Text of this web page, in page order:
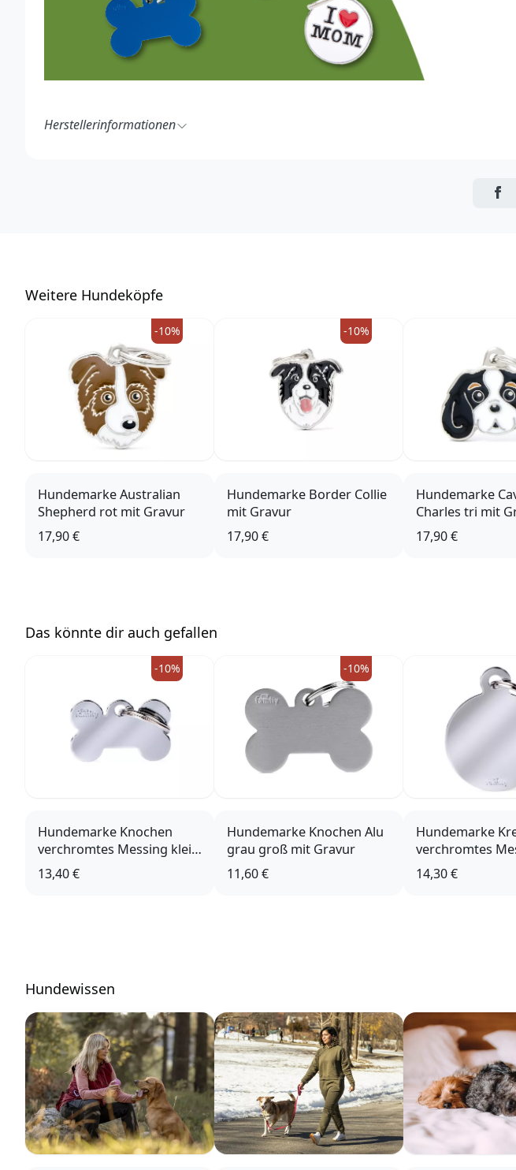
Herstellerinformationen
AUF
Weitere Hundeköpfe
-10%
Hundemarke Australian
Shepherd rot mit Gravur
17,90 €
-10%
Hundemarke Border Collie
mit Gravur
17,90 €
Hundemarke
Charles tri mit
17,90 €
Das könnte dir auch gefallen
-10%
Hundemarke Knochen
verchromtes Messing klein
mit Gravur
13,40 €
-10%
Hundemarke Knochen Alu
grau groß mit Gravur
11,60 €
Hundemarke
verchromtes
mit Gravur
14,30 €
Hundewissen